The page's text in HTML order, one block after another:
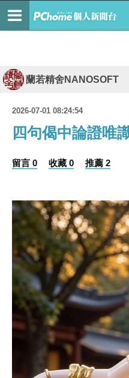
蘭若精舍NANOSOFT
2026-07-01 08:24:54
四句偈中論證唯
留言 0 收藏 0 推薦 2